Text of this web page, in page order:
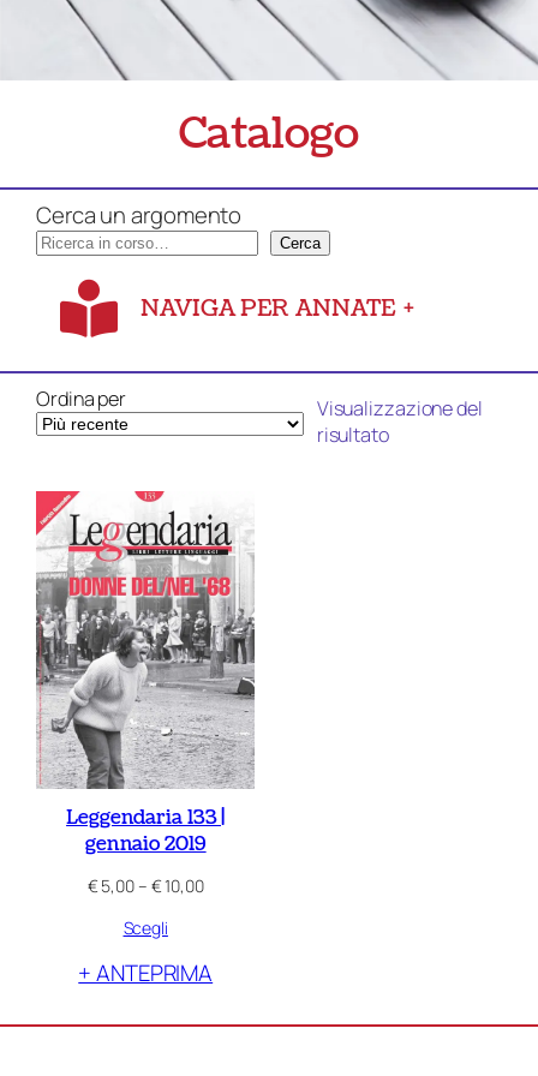
Catalogo
Cerca un argomento
Cerca
NAVIGA PER ANNATE +
Ordina per
Visualizzazione del
risultato
Leggendaria 133 |
gennaio 2019
€5,00– €10,00Fascia
€ 5,00
€ 10,00
Scegli
+ ANTEPRIMA